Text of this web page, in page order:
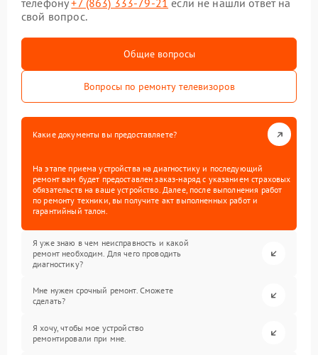
телефону+7 (863) 333-79-21 если не нашли ответ на
свой вопрос.
Общие вопросы
Вопросы по ремонту телевизоров
Какие документы вы предоставляете?
На этапе приема устройства на диагностику и последующий
ремонт вам будет предоставлен заказ-наряд с указанием страховых
обязательств на ваше устройство. Далее, после выполнения работ
по ремонту техники, вы получите акт выполненных работ и
гарантийный талон.
Я уже знаю в чем неисправность и какой
ремонт необходим. Для чего проводить
диагностику?
Мне нужен срочный ремонт. Сможете
сделать?
Я хочу, чтобы мое устройство
ремонтировали при мне.